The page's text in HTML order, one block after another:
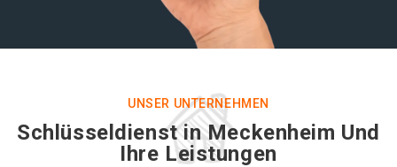
UNSER UNTERNEHMEN
Schlüsseldienst in Meckenheim Und
Ihre Leistungen